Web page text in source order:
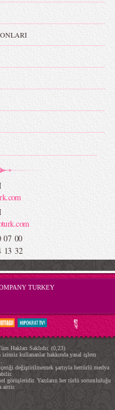
07 00
13 32
TURKEY
Hakları Saklıdır. (0,23)
kullananlar hakkında yasal işlem
değiştirilmemek şartıyla hertürlü medya
görüşleridir. Yazıların her türlü sorumluluğu
aittir.